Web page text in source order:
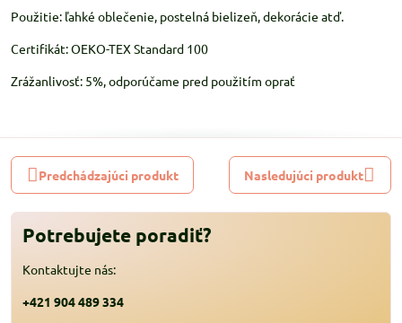
Použitie: ľahké oblečenie, postelná bielizeň, dekorácie atď.
Certifikát: OEKO-TEX Standard 100
Zrážanlivosť: 5%, odporúčame pred použitím oprať
Predchádzajúci produkt Nasledujúci produkt
Potrebujete poradiť?
Kontaktujte nás:
+421 904 489 334